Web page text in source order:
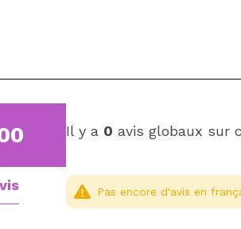
Il y a 0 avis globaux sur
Pas encore d'avis en